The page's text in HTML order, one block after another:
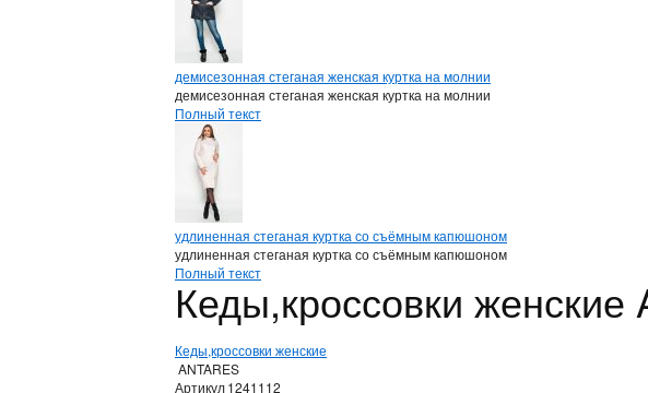
демисезонная стеганая женская куртка на молнии
демисезонная стеганая женская куртка на молнии
Полный текст
удлиненная стеганая куртка со съёмным капюшоном
удлиненная стеганая куртка со съёмным капюшоном
Полный текст
Кеды,кроссовки женские
Кеды,кроссовки женские
ANTARES
Артикул1241112